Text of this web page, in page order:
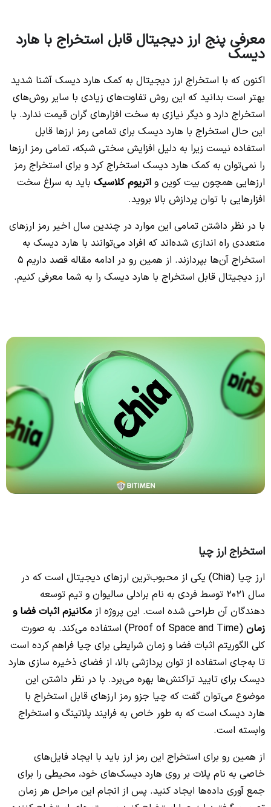
معرفی پنج ارز دیجیتال قابل استخراج با هارد
دیسک
اکنون که با استخراج ارز دیجیتال به کمک هارد دیسک آشنا شدید
بهتر است بدانید که این روش تفاوت‌های زیادی با سایر روش‌های
استخراج دارد و دیگر نیازی به سخت افزارهای گران قیمت ندارد. با
این حال استخراج با هارد دیسک برای تمامی رمز ارزها قابل
استفاده نیست زیرا به دلیل افزایش سختی شبکه، تمامی رمز ارزها
را نمی‌توان به کمک هارد دیسک استخراج کرد و برای استخراج رمز
ارزهایی همچون بیت کوین و اتریوم کلاسیک باید به سراغ سخت
افزارهایی با توان پردازش بالا بروید.
با در نظر داشتن تمامی این موارد در چندین سال اخیر رمز ارزهای
متعددی راه اندازی شده‌اند که افراد می‌توانند با هارد دیسک به
استخراج آن‌ها بپردازند. از همین رو در ادامه مقاله قصد داریم 5
ارز دیجیتال قابل استخراج با هارد دیسک را به شما معرفی کنیم.
استخراج ارز چیا
ارز چیا (Chia) یکی از محبوب‌ترین ارزهای دیجیتال است که در
سال 2021 توسط فردی به نام برادلی سالیوان و تیم توسعه
دهندگان آن طراحی شده است. این پروژه از مکانیزم اثبات فضا و
زمان
(Proof of Space and Time) استفاده می‌کند. به صورت
کلی الگوریتم اثبات فضا و زمان شرایطی برای چیا فراهم کرده است
تا به‌جای استفاده از توان پردازشی بالا، از فضای ذخیره سازی هارد
دیسک برای تایید تراکنش‌ها بهره می‌برد. با در نظر داشتن این
موضوع می‌توان گفت که چیا جزو رمز ارزهای قابل استخراج با
هارد دیسک است که به طور خاص به فرایند پلاتینگ و استخراج
وابسته است.
از همین رو برای استخراج این رمز ارز باید با ایجاد فایل‌های
خاصی به نام پلات بر روی هارد دیسک‌های خود، محیطی را برای
جمع آوری داده‌ها ایجاد کنید. پس از انجام این مراحل هر زمان